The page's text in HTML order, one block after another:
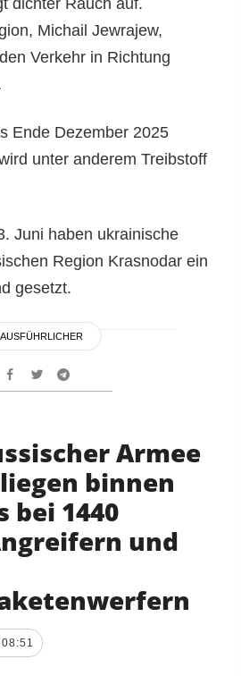
Michail Jewrajew,
Verkehr in Richtung
Ende Dezember 2025
unter anderem Treibstoff
Juni haben ukrainische
Region Krasnodar ein
gesetzt.
AUSFÜHRLICHER
Armee
binnen
bei 1440
und